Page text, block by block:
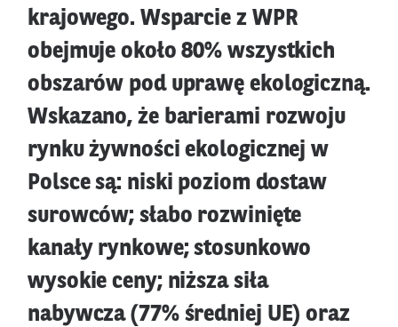
krajowego. Wsparcie z WPR
obejmuje około 80% wszystkich
obszarów pod uprawę ekologiczną.
Wskazano, że barierami rozwoju
rynku żywności ekologicznej w
Polsce są: niski poziom dostaw
surowców; słabo rozwinięte
kanały rynkowe; stosunkowo
wysokie ceny; niższa siła
nabywcza (77% średniej UE) oraz